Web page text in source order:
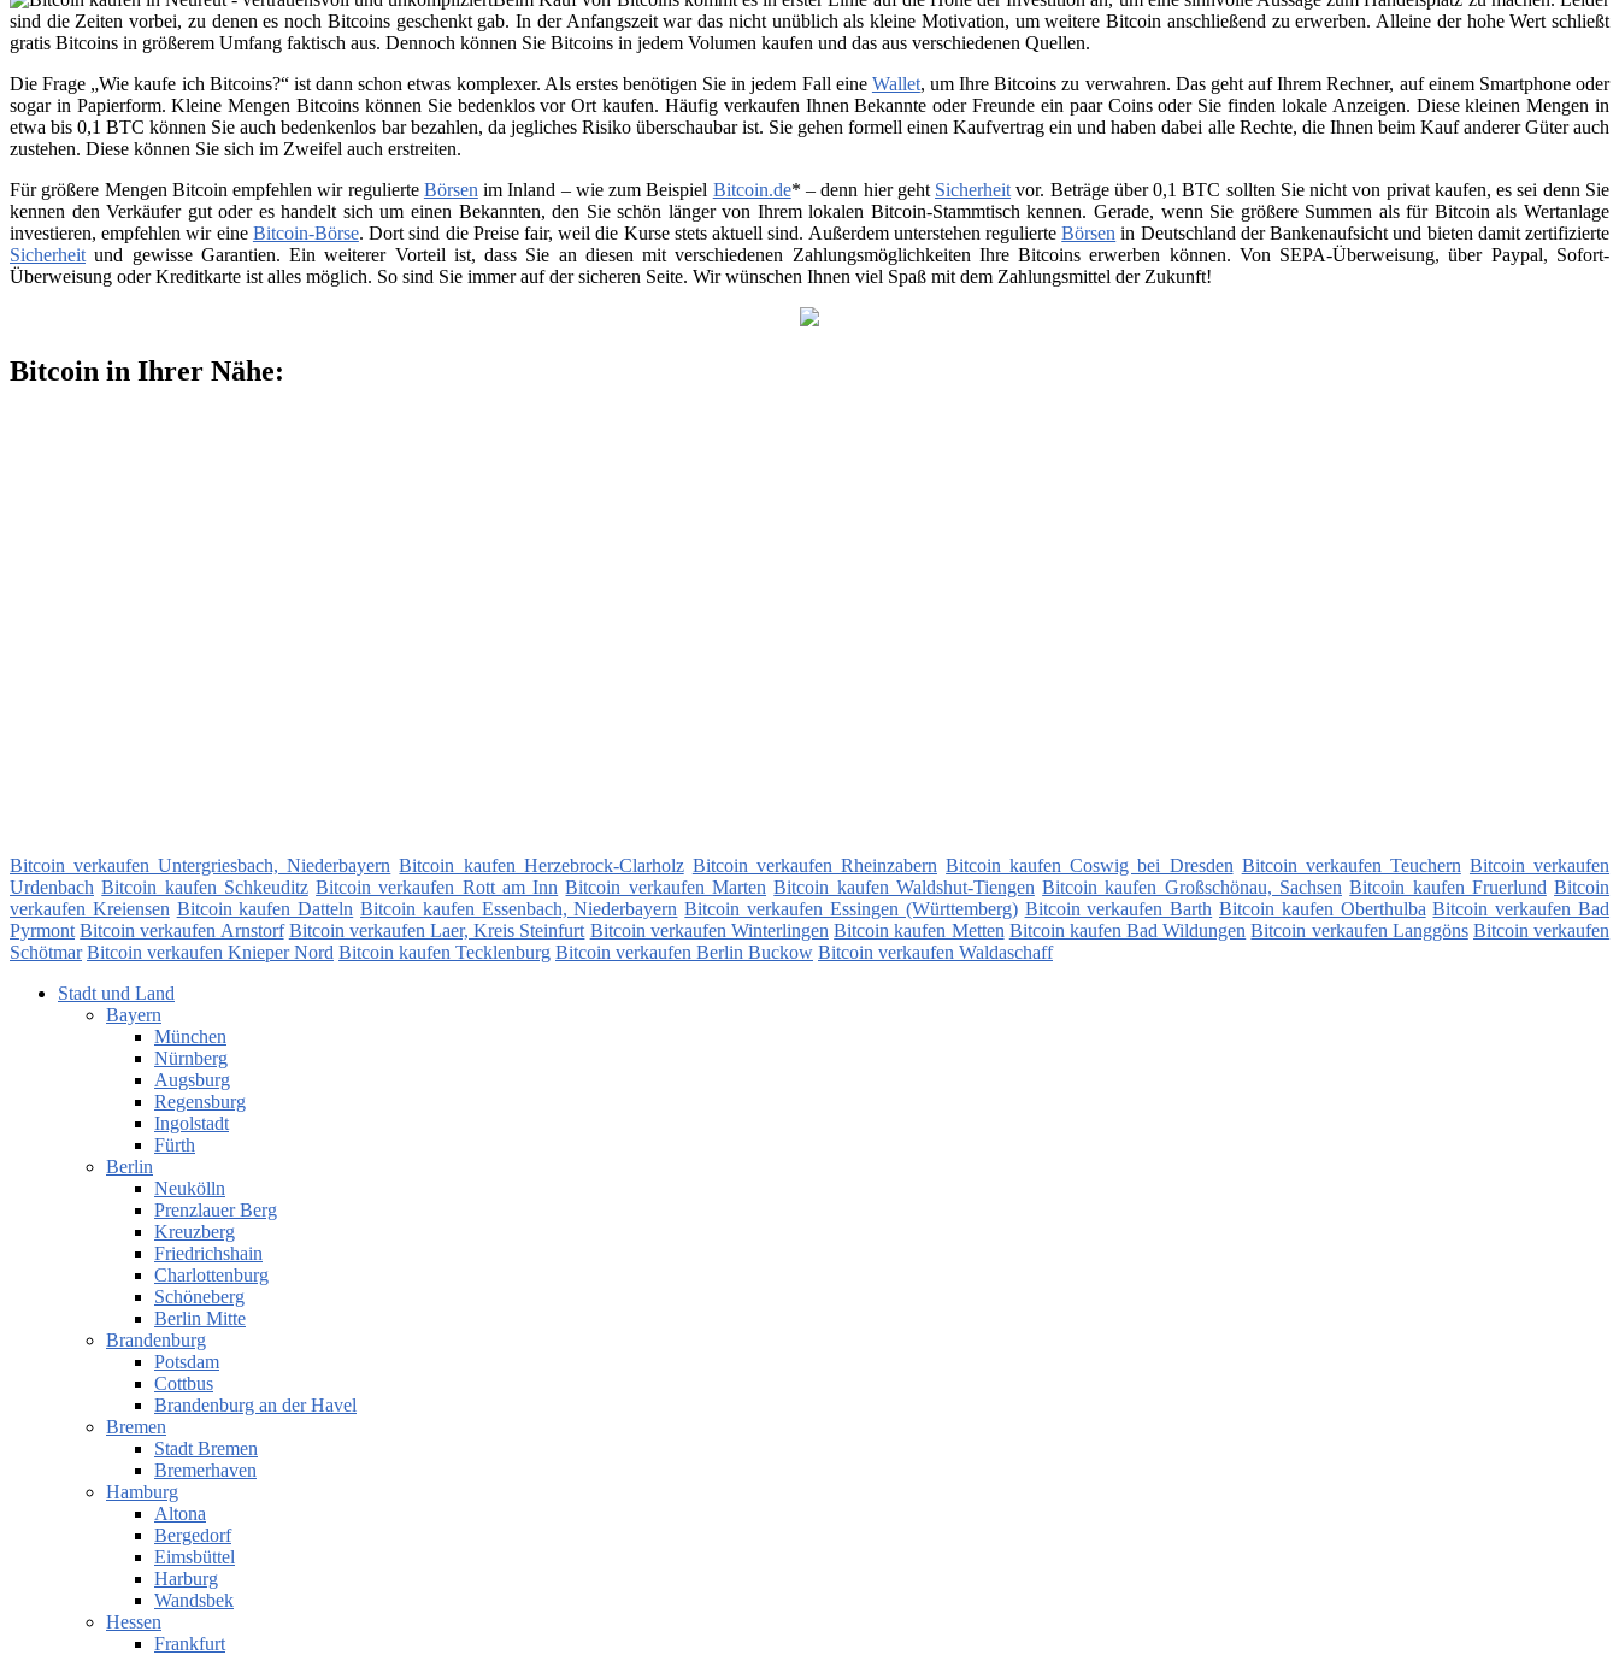
sind die Zeiten vorbei, zu denen es noch Bitcoins geschenkt gab. In der Anfangszeit war das nicht unüblich als kleine Motivation, um weitere Bitcoin anschließend zu erwerben. Alleine der hohe Wert schließt
gratis Bitcoins in größerem Umfang faktisch aus. Dennoch können Sie Bitcoins in jedem Volumen kaufen und das aus verschiedenen Quellen.
Die Frage „Wie kaufe ich Bitcoins?“ ist dann schon etwas komplexer. Als erstes benötigen Sie in jedem Fall eine Wallet, um Ihre Bitcoins zu verwahren. Das geht auf Ihrem Rechner, auf einem Smartphone oder
sogar in Papierform. Kleine Mengen Bitcoins können Sie bedenklos vor Ort kaufen. Häufig verkaufen Ihnen Bekannte oder Freunde ein paar Coins oder Sie finden lokale Anzeigen. Diese kleinen Mengen in
etwa bis 0,1 BTC können Sie auch bedenkenlos bar bezahlen, da jegliches Risiko überschaubar ist. Sie gehen formell einen Kaufvertrag ein und haben dabei alle Rechte, die Ihnen beim Kauf anderer Güter auch
zustehen. Diese können Sie sich im Zweifel auch erstreiten.
Für größere Mengen Bitcoin empfehlen wir regulierte Börsen im Inland – wie zum Beispiel Bitcoin.de* – denn hier geht Sicherheit vor. Beträge über 0,1 BTC sollten Sie nicht von privat kaufen, es sei denn Sie
kennen den Verkäufer gut oder es handelt sich um einen Bekannten, den Sie schön länger von Ihrem lokalen Bitcoin-Stammtisch kennen. Gerade, wenn Sie größere Summen als für Bitcoin als Wertanlage
investieren, empfehlen wir eine Bitcoin-Börse. Dort sind die Preise fair, weil die Kurse stets aktuell sind. Außerdem unterstehen regulierteBörsen in Deutschland der Bankenaufsicht und bieten damit zertifizierte
Sicherheit und gewisse Garantien. Ein weiterer Vorteil ist, dass Sie an diesen mit verschiedenen Zahlungsmöglichkeiten Ihre Bitcoins erwerben können. Von SEPA-Überweisung, über Paypal, Sofort-
Überweisung oder Kreditkarte ist alles möglich. So sind Sie immer auf der sicheren Seite. Wir wünschen Ihnen viel Spaß mit dem Zahlungsmittel der Zukunft!
Bitcoin in Ihrer Nähe:
Bitcoin verkaufen Untergriesbach, Niederbayern Bitcoin kaufen Herzebrock-Clarholz Bitcoin verkaufen Rheinzabern Bitcoin kaufen Coswig bei Dresden Bitcoin verkaufen Teuchern Bitcoin verkaufen
Urdenbach Bitcoin kaufen Schkeuditz Bitcoin verkaufen Rott am Inn Bitcoin verkaufen Marten Bitcoin kaufen Waldshut-Tiengen Bitcoin kaufen Großschönau, Sachsen Bitcoin kaufen Fruerlund Bitcoin
verkaufen Kreiensen Bitcoin kaufen Datteln Bitcoin kaufen Essenbach, Niederbayern Bitcoin verkaufen Essingen (Württemberg) Bitcoin verkaufen Barth Bitcoin kaufen Oberthulba Bitcoin verkaufen Bad
Pyrmont Bitcoin verkaufen Arnstorf Bitcoin verkaufen Laer, Kreis Steinfurt Bitcoin verkaufen Winterlingen Bitcoin kaufen Metten Bitcoin kaufen Bad Wildungen Bitcoin verkaufen Langgöns Bitcoin verkaufen
Schötmar Bitcoin verkaufen Knieper Nord Bitcoin kaufen Tecklenburg Bitcoin verkaufen Berlin Buckow Bitcoin verkaufen Waldaschaff
Stadt und Land
Bayern
München
Nürnberg
Augsburg
Regensburg
Ingolstadt
Fürth
Berlin
Neukölln
Prenzlauer Berg
Kreuzberg
Friedrichshain
Charlottenburg
Schöneberg
Berlin Mitte
Brandenburg
Potsdam
Cottbus
Brandenburg an der Havel
Bremen
Stadt Bremen
Bremerhaven
Hamburg
Altona
Bergedorf
Eimsbüttel
Harburg
Wandsbek
Hessen
Frankfurt